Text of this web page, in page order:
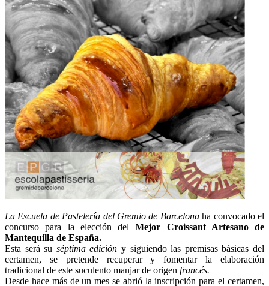
La Escuela de Pastelería del Gremio de Barcelonaha convocado el
concurso para la elección delMejor Croissant Artesano de
Mantequilla de España.
Esta será su séptima edicióny siguiendo las premisas básicas del
certamen, se pretende recuperar y fomentar la elaboración
tradicional de este suculento manjar de origen francés.
Desde hace más de un mes se abrió la inscripción para el certamen,